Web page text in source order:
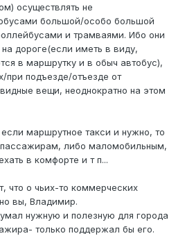
осуществлять не
большой/особо большой
и трамваями. Ибо они
дороге(если иметь в виду,
в маршрутку и в обыч автобус),
при подъезде/отъезде от
вещи, неоднократно на этом
маршрутное такси и нужно, то
либо маломобильным,
в комфорте и т п...
что о чьих-то коммерческих
вы, Владимир.
нужную и полезную для города
только поддержал бы его.